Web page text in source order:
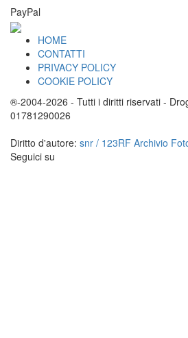
PayPal
HOME
CONTATTI
PRIVACY POLICY
COOKIE POLICY
®-2004-2026 - Tutti i diritti riservati -
01781290026
Diritto d'autore: snr / 123RF Archivio
Seguici su